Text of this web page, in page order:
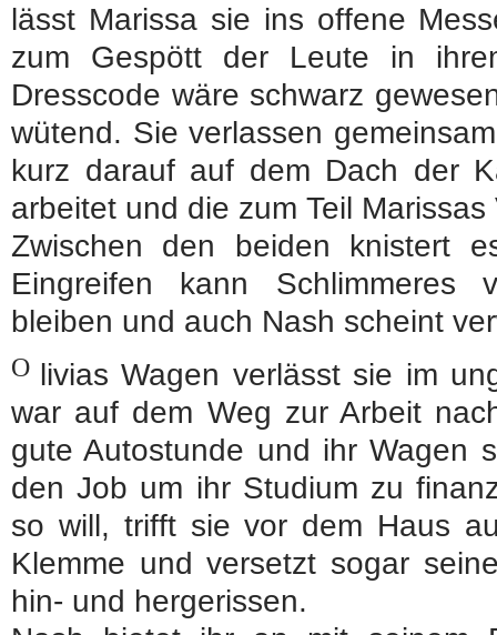
lässt Marissa sie ins offene
zum Gespött der Leute in
Dresscode wäre schwarz
wütend. Sie verlassen
kurz darauf auf dem Dach der
arbeitet und die zum Teil
Zwischen den beiden knistert
Eingreifen kann Schlimmeres
bleiben und auch Nash scheint
O livias Wagen verlässt sie im
war auf dem Weg zur Arbeit
gute Autostunde und ihr Wagen
den Job um ihr Studium zu
so will, trifft sie vor dem Haus
Klemme und versetzt sogar
hin- und hergerissen.